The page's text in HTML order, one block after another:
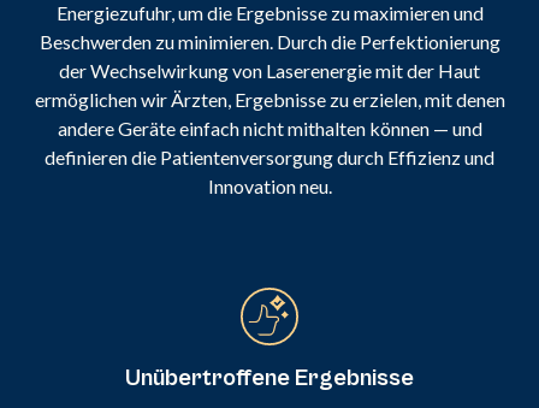
Energiezufuhr, um die Ergebnisse zu maximieren und
Beschwerden zu minimieren. Durch die Perfektionierung
der Wechselwirkung von Laserenergie mit der Haut
ermöglichen wir Ärzten, Ergebnisse zu erzielen, mit denen
andere Geräte einfach nicht mithalten können — und
definieren die Patientenversorgung durch Effizienz und
Innovation neu.
Unübertroffene Ergebnisse